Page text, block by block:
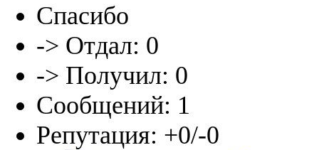
Спасибо
-> Отдал: 0
-> Получил: 0
Сообщений: 1
Репутация: +0/-0